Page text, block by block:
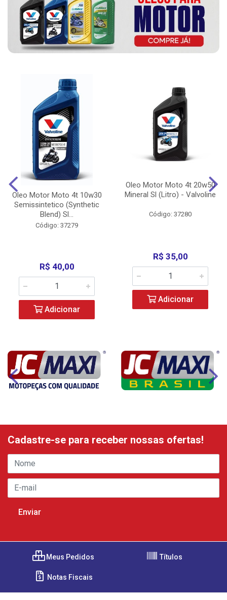
Oleo Motor Moto 4t 10w30
Semissintetico (Synthetic
Blend) Sl...
Código: 37279
R$ 40,00
Adicionar
Oleo Motor Moto 4t 20w50
Mineral Sl (Litro) - Valvoline
Código: 37280
R$ 35,00
Adicionar
Cadastre-se para receber nossas ofertas!
Meus Pedidos Títulos
Notas Fiscais